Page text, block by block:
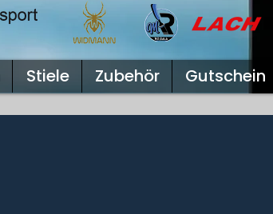
Stiele Zubehör Gutschein